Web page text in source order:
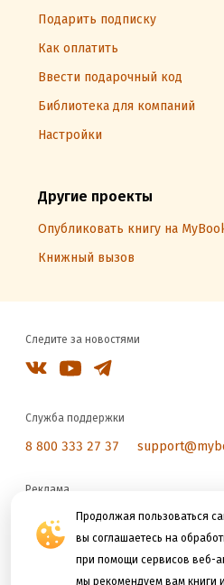
Продолжая пользоваться
вы соглашаетесь на
при помощи сервисов веб-
мы рекомендуем вам книги
Подарить подписку
Как оплатить
Ввести подарочный код
Библиотека для компаний
Настройки
Другие проекты
Опубликовать книгу на
Книжный вызов
Следите за новостями
Служба поддержки
8 800 333 27 37
Реклама
reklama@litres.ru
Мы принимаем к оплате